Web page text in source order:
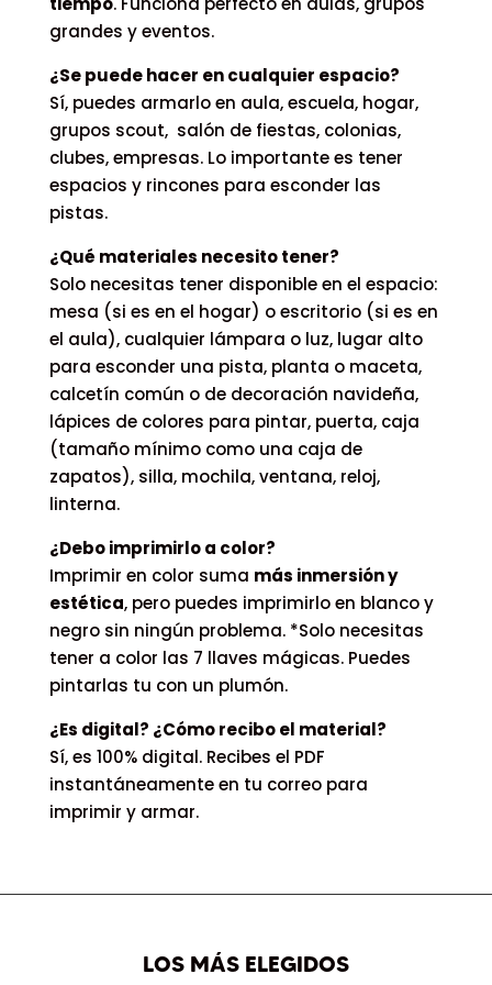
grandes y eventos.
¿Se puede hacer en cualquier espacio?
Sí, puedes armarlo en aula, escuela, hogar,
grupos scout, salón de fiestas, colonias,
clubes, empresas. Lo importante es tener
espacios y rincones para esconder las
pistas.
¿Qué materiales necesito tener?
Solo necesitas tener disponible en el espacio:
mesa (si es en el hogar) o escritorio (si es en
el aula), cualquier lámpara o luz, lugar alto
para esconder una pista, planta o maceta,
calcetín común o de decoración navideña,
lápices de colores para pintar, puerta, caja
(tamaño mínimo como una caja de
zapatos), silla, mochila, ventana, reloj,
linterna.
¿Debo imprimirlo a color?
Imprimir en color suma más inmersión y
estética, pero puedes imprimirlo en blanco y
negro sin ningún problema. *Solo necesitas
tener a color las 7 llaves mágicas. Puedes
pintarlas tu con un plumón.
¿Es digital? ¿Cómo recibo el material?
Sí, es 100% digital. Recibes el PDF
instantáneamente en tu correo para
imprimir y armar.
LOS MÁS ELEGIDOS